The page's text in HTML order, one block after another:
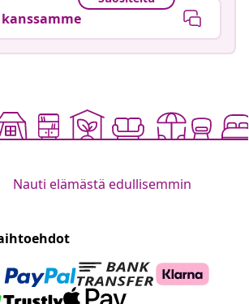
Nauti elämästä edullisemmin